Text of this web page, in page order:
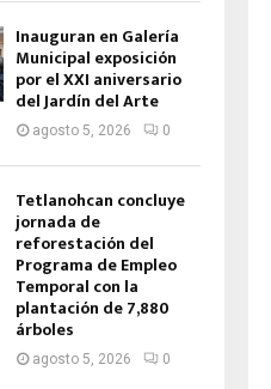
Inauguran en Galería
Municipal exposición
por el XXI aniversario
del Jardín del Arte
agosto 5, 2026 0
Tetlanohcan concluye
jornada de
reforestación del
Programa de Empleo
Temporal con la
plantación de 7,880
árboles
agosto 5, 2026 0